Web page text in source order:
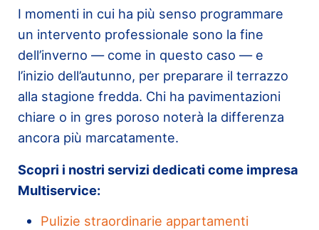
I momenti in cui ha più senso programmare
un intervento professionale sono la fine
dell’inverno — come in questo caso — e
l’inizio dell’autunno, per preparare il terrazzo
alla stagione fredda. Chi ha pavimentazioni
chiare o in gres poroso noterà la differenza
ancora più marcatamente.
Scopri i nostri servizi dedicati come impresa
Multiservice:
Pulizie straordinarie appartamenti